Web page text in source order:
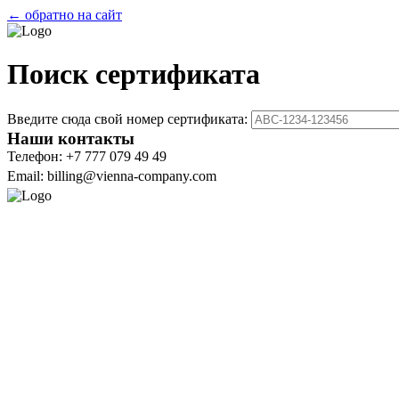
← обратно на сайт
Поиск сертификата
Введите сюда свой номер сертификата:
Наши контакты
Телефон: +7 777 079 49 49
Email: billing@vienna-company.com